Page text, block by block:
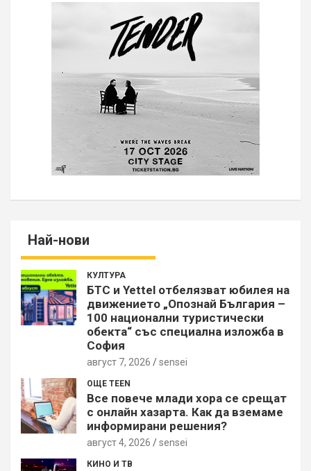
Най-нови
КУЛТУРА
БТС и Yettel отбелязват юбилея на
движението „Опознай България –
100 национални туристически
обекта“ със специална изложба в
София
август 7, 2026 sensei
ОЩЕ TEEN
Все повече млади хора се срещат
с онлайн хазарта. Как да вземаме
информирани решения?
август 4, 2026 sensei
КИНО И ТВ